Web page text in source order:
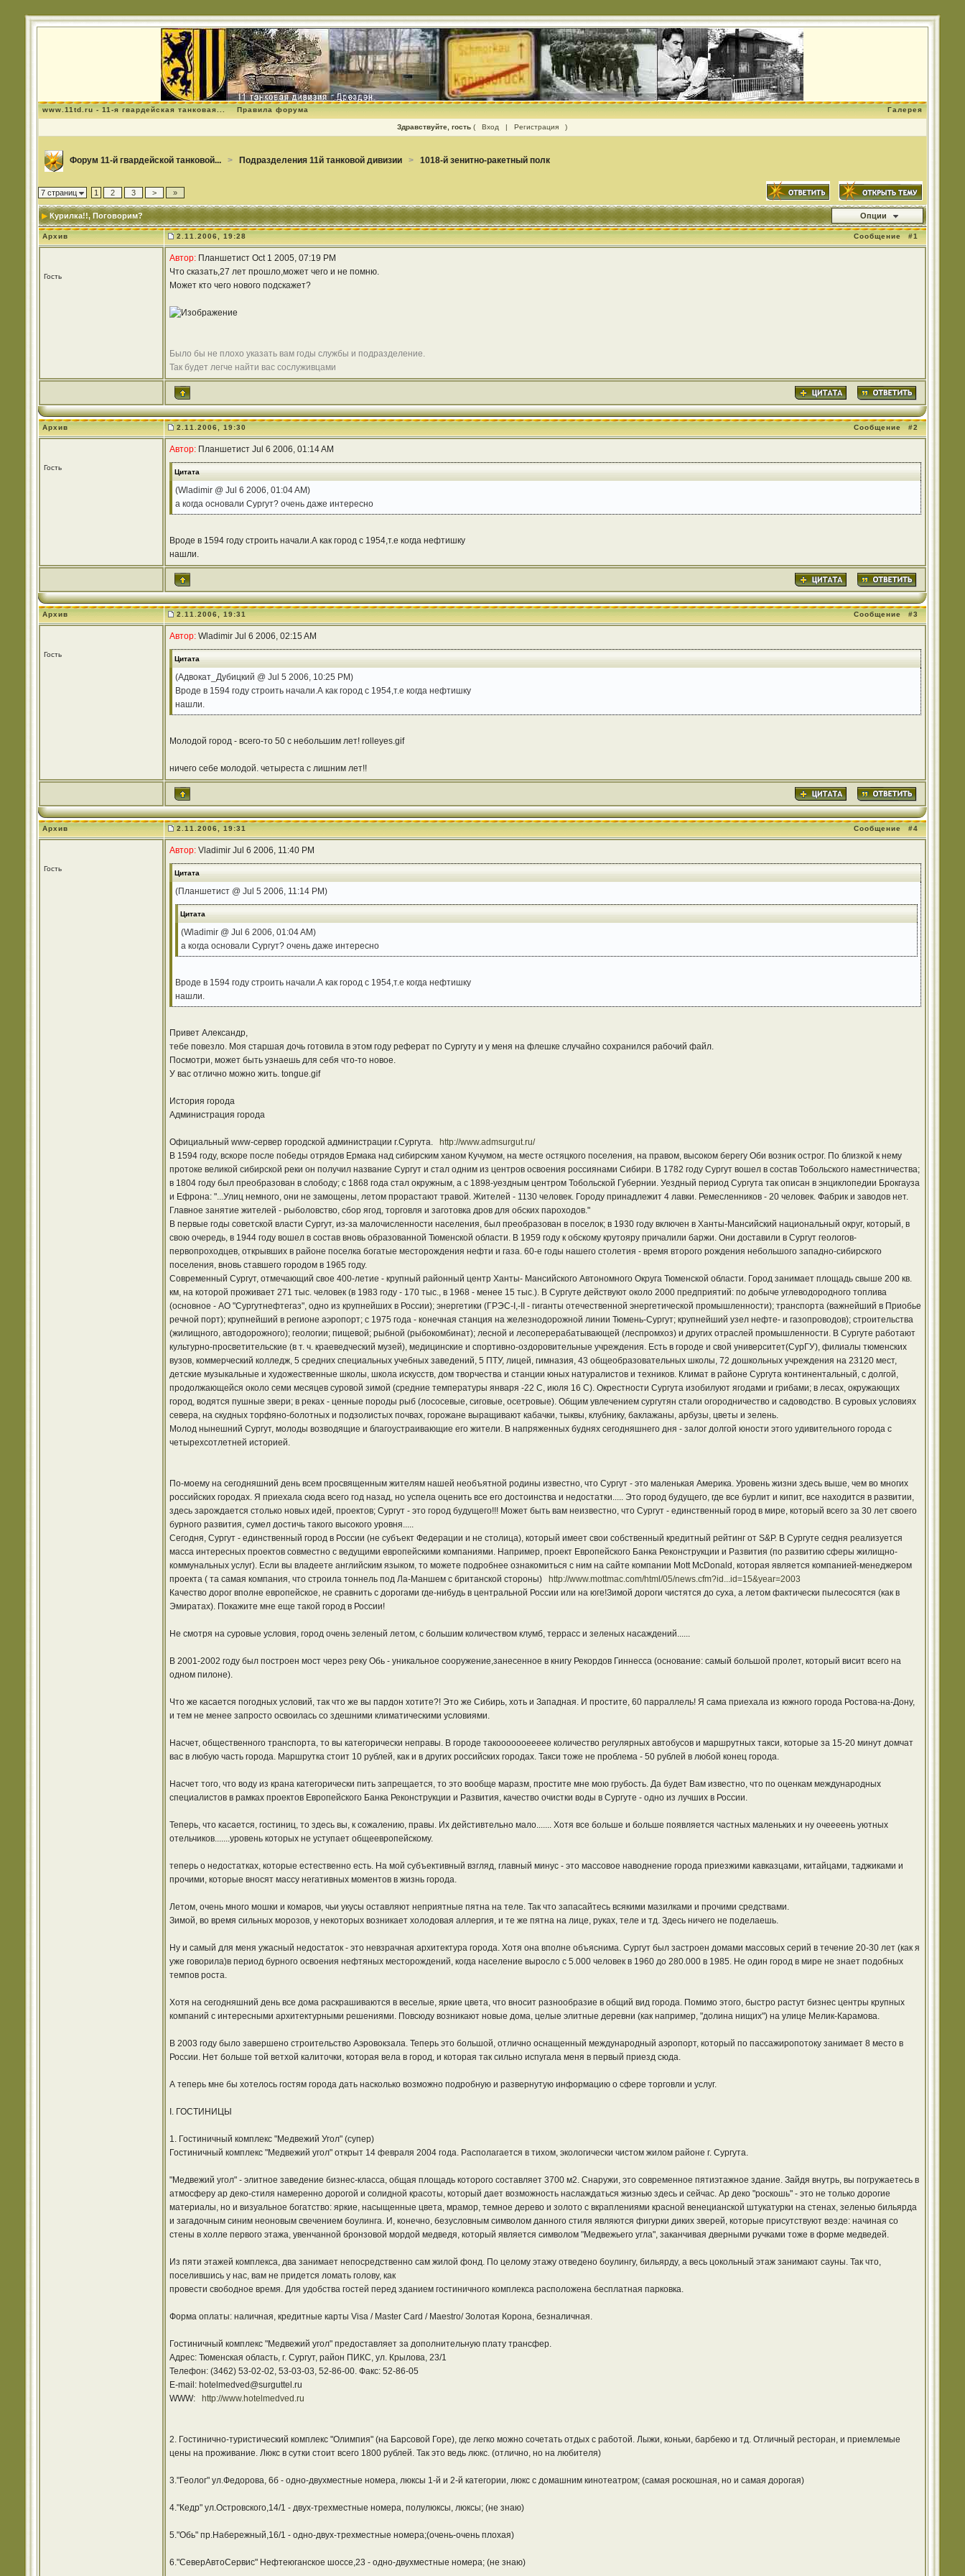
www.11td.ru - 11-я гвардейская танковая... Правила форума Галерея
Здравствуйте, гость ( Вход | Регистрация )
Форум 11-й гвардейской танковой... > Подразделения 11й танковой дивизии > 1018-й зенитно-ракетный полк
7 страниц 1 2 3 > »
Курилка!!, Поговорим? Опции
Архив 2.11.2006, 19:28 Сообщение #1
Гость
Автор:Планшетист Oct 1 2005, 07:19 PM
Что сказать,27 лет прошло,может чего и не помню.
Может кто чего нового подскажет?
Было бы не плохо указать вам годы службы и подразделение.
Так будет легче найти вас сослуживцами
Архив 2.11.2006, 19:30 Сообщение #2
Гость
Автор:Планшетист Jul 6 2006, 01:14 AM
Цитата
(Wladimir @ Jul 6 2006, 01:04 AM)
а когда основали Сургут? очень даже интересно
Вроде в 1594 году строить начали.А как город с 1954,т.е когда нефтишку
нашли.
Архив 2.11.2006, 19:31 Сообщение #3
Гость
Автор:Wladimir Jul 6 2006, 02:15 AM
Цитата
(Адвокат_Дубицкий @ Jul 5 2006, 10:25 PM)
Вроде в 1594 году строить начали.А как город с 1954,т.е когда нефтишку
нашли.
Молодой город - всего-то 50 с небольшим лет! rolleyes.gif
ничего себе молодой. четыреста с лишним лет!!
Архив 2.11.2006, 19:31 Сообщение #4
Гость
Автор:Vladimir Jul 6 2006, 11:40 PM
Цитата
(Планшетист @ Jul 5 2006, 11:14 PM)
Цитата
(Wladimir @ Jul 6 2006, 01:04 AM)
а когда основали Сургут? очень даже интересно
Вроде в 1594 году строить начали.А как город с 1954,т.е когда нефтишку
нашли.
Привет Александр,
тебе повезло. Моя старшая дочь готовила в этом году реферат по Сургуту и у меня на флешке случайно сохранился рабочий файл.
Посмотри, может быть узнаешь для себя что-то новое.
У вас отлично можно жить. tongue.gif
История города
Администрация города
Официальный www-сервер городской администрации г.Сургута.
http://www.admsurgut.ru/
В 1594 году, вскоре после победы отрядов Ермака над сибирским ханом Кучумом, на месте остяцкого поселения, на правом, высоком берегу Оби возник острог. По близкой к нему
протоке великой сибирской реки он получил название Сургут и стал одним из центров освоения россиянами Сибири. В 1782 году Сургут вошел в состав Тобольского наместничества;
в 1804 году был преобразован в слободу; с 1868 года стал окружным, а с 1898-уездным центром Тобольской Губернии. Уездный период Сургута так описан в энциклопедии Брокгауза
и Ефрона: "...Улиц немного, они не замощены, летом прорастают травой. Жителей - 1130 человек. Городу принадлежит 4 лавки. Ремесленников - 20 человек. Фабрик и заводов нет.
Главное занятие жителей - рыболовство, сбор ягод, торговля и заготовка дров для обских пароходов."
В первые годы советской власти Сургут, из-за малочисленности населения, был преобразован в поселок; в 1930 году включен в Ханты-Мансийский национальный округ, который, в
свою очередь, в 1944 году вошел в состав вновь образованной Тюменской области. В 1959 году к обскому крутояру причалили баржи. Они доставили в Сургут геологов-
первопроходцев, открывших в районе поселка богатые месторождения нефти и газа. 60-е годы нашего столетия - время второго рождения небольшого западно-сибирского
поселения, вновь ставшего городом в 1965 году.
Современный Сургут, отмечающий свое 400-летие - крупный районный центр Ханты- Мансийского Автономного Округа Тюменской области. Город занимает площадь свыше 200 кв.
км, на которой проживает 271 тыс. человек (в 1983 году - 170 тыс., в 1968 - менее 15 тыс.). В Сургуте действуют около 2000 предприятий: по добыче углеводородного топлива
(основное - АО "Сургутнефтегаз", одно из крупнейших в России); энергетики (ГРЭС-I,-II - гиганты отечественной энергетической промышленности); транспорта (важнейший в Приобье
речной порт); крупнейший в регионе аэропорт; с 1975 года - конечная станция на железнодорожной линии Тюмень-Сургут; крупнейший узел нефте- и газопроводов); строительства
(жилищного, автодорожного); геологии; пищевой; рыбной (рыбокомбинат); лесной и лесоперерабатывающей (леспромхоз) и других отраслей промышленности. В Сургуте работают
культурно-просветительские (в т. ч. краеведческий музей), медицинские и спортивно-оздоровительные учреждения. Есть в городе и свой университет(СурГУ), филиалы тюменских
вузов, коммерческий колледж, 5 средних специальных учебных заведений, 5 ПТУ, лицей, гимназия, 43 общеобразовательных школы, 72 дошкольных учреждения на 23120 мест,
детские музыкальные и художественные школы, школа искусств, дом творчества и станции юных натуралистов и техников. Климат в районе Сургута континентальный, с долгой,
продолжающейся около семи месяцев суровой зимой (средние температуры января -22 С, июля 16 С). Окрестности Сургута изобилуют ягодами и грибами; в лесах, окружающих
город, водятся пушные звери; в реках - ценные породы рыб (лососевые, сиговые, осетровые). Общим увлечением сургутян стали огородничество и садоводство. В суровых условиях
севера, на скудных торфяно-болотных и подзолистых почвах, горожане выращивают кабачки, тыквы, клубнику, баклажаны, арбузы, цветы и зелень.
Молод нынешний Сургут, молоды возводящие и благоустраивающие его жители. В напряженных буднях сегодняшнего дня - залог долгой юности этого удивительного города с
четырехсотлетней историей.
По-моему на сегодняшний день всем просвященным жителям нашей необъятной родины известно, что Сургут - это маленькая Америка. Уровень жизни здесь выше, чем во многих
российских городах. Я приехала сюда всего год назад, но успела оценить все его достоинства и недостатки..... Это город будущего, где все бурлит и кипит, все находится в развитии,
здесь зарождается столько новых идей, проектов; Сургут - это город будущего!!! Может быть вам неизвестно, что Сургут - единственный город в мире, который всего за 30 лет своего
бурного развития, сумел достичь такого высокого уровня.....
Сегодня, Сургут - единственный город в России (не субъект Федерации и не столица), который имеет свои собственный кредитный рейтинг от S&P. В Сургуте сегдня реализуется
масса интересных проектов совместно с ведущими европейскими компаниями. Например, проект Европейского Банка Реконструкции и Развития (по развитию сферы жилищно-
коммунальных услуг). Если вы владеете английским языком, то можете подробнее ознакомиться с ним на сайте компании Mott McDonald, которая является компанией-менеджером
проекта ( та самая компания, что строила тоннель под Ла-Маншем с британской стороны)
http://www.mottmac.com/html/05/news.cfm?id...id=15&year=2003
Качество дорог вполне европейское, не сравнить с дорогами где-нибудь в центральной России или на юге!Зимой дороги чистятся до суха, а летом фактически пылесосятся (как в
Эмиратах). Покажите мне еще такой город в России!
Не смотря на суровые условия, город очень зеленый летом, с большим количеством клумб, террасс и зеленых насаждений......
В 2001-2002 году был построен мост через реку Обь - уникальное сооружение,занесенное в книгу Рекордов Гиннесса (основание: самый большой пролет, который висит всего на
одном пилоне).
Что же касается погодных условий, так что же вы пардон хотите?! Это же Сибирь, хоть и Западная. И простите, 60 парраллель! Я сама приехала из южного города Ростова-на-Дону,
и тем не менее запросто освоилась со здешними климатическими условиями.
Насчет, общественного транспорта, то вы категорически неправы. В городе такооооооеееее количество регулярных автобусов и маршрутных такси, которые за 15-20 минут домчат
вас в любую часть города. Маршрутка стоит 10 рублей, как и в других российских городах. Такси тоже не проблема - 50 рублей в любой конец города.
Насчет того, что воду из крана категорически пить запрещается, то это вообще маразм, простите мне мою грубость. Да будет Вам известно, что по оценкам международных
специалистов в рамках проектов Европейского Банка Реконструкции и Развития, качество очистки воды в Сургуте - одно из лучших в России.
Теперь, что касается, гостиниц, то здесь вы, к сожалению, правы. Их дейстивтельно мало....... Хотя все больше и больше появляется частных маленьких и ну очеееень уютных
отельчиков.......уровень которых не уступает общеевропейскому.
теперь о недостатках, которые естественно есть. На мой субъективный взгляд, главный минус - это массовое наводнение города приезжими кавказцами, китайцами, таджиками и
прочими, которые вносят массу негативных моментов в жизнь города.
Летом, очень много мошки и комаров, чьи укусы оставляют неприятные пятна на теле. Так что запасайтесь всякими мазилками и прочими средствами.
Зимой, во время сильных морозов, у некоторых возникает холодовая аллергия, и те же пятна на лице, руках, теле и тд. Здесь ничего не поделаешь.
Ну и самый для меня ужасный недостаток - это невзрачная архитектура города. Хотя она вполне объяснима. Сургут был застроен домами массовых серий в течение 20-30 лет (как я
уже говорила)в период бурного освоения нефтяных месторождений, когда население выросло с 5.000 человек в 1960 до 280.000 в 1985. Не один город в мире не знает подобных
темпов роста.
Хотя на сегодняшний день все дома раскрашиваются в веселые, яркие цвета, что вносит разнообразие в общий вид города. Помимо этого, быстро растут бизнес центры крупных
компаний с интересными архитектурными решениями. Повсюду возникают новые дома, целые элитные деревни (как например, "долина нищих") на улице Мелик-Карамова.
В 2003 году было завершено строительство Аэровокзала. Теперь это большой, отлично оснащенный международный аэропорт, который по пассажиропотоку занимает 8 место в
России. Нет больше той ветхой калиточки, которая вела в город, и которая так сильно испугала меня в первый приезд сюда.
А теперь мне бы хотелось гостям города дать насколько возможно подробную и развернутую информацию о сфере торговли и услуг.
I. ГОСТИНИЦЫ
1. Гостиничный комплекс "Медвежий Угол" (супер)
Гостиничный комплекс "Медвежий угол" открыт 14 февраля 2004 года. Располагается в тихом, экологически чистом жилом районе г. Сургута.
"Медвежий угол" - элитное заведение бизнес-класса, общая площадь которого составляет 3700 м2. Снаружи, это современное пятиэтажное здание. Зайдя внутрь, вы погружаетесь в
атмосферу ар деко-стиля намеренно дорогой и солидной красоты, который дает возможность наслаждаться жизнью здесь и сейчас. Ар деко "роскошь" - это не только дорогие
материалы, но и визуальное богатство: яркие, насыщенные цвета, мрамор, темное дерево и золото с вкраплениями красной венецианской штукатурки на стенах, зеленью бильярда
и загадочным синим неоновым свечением боулинга. И, конечно, безусловным символом данного стиля являются фигурки диких зверей, которые присутствуют везде: начиная со
стены в холле первого этажа, увенчанной бронзовой мордой медведя, который является символом "Медвежьего угла", заканчивая дверными ручками тоже в форме медведей.
Из пяти этажей комплекса, два занимает непосредственно сам жилой фонд. По целому этажу отведено боулингу, бильярду, а весь цокольный этаж занимают сауны. Так что,
поселившись у нас, вам не придется ломать голову, как
провести свободное время. Для удобства гостей перед зданием гостиничного комплекса расположена бесплатная парковка.
Форма оплаты: наличная, кредитные карты Visa / Master Card / Maestro/ Золотая Корона, безналичная.
Гостиничный комплекс "Медвежий угол" предоставляет за дополнительную плату трансфер.
Адрес: Тюменская область, г. Сургут, район ПИКС, ул. Крылова, 23/1
Телефон: (3462) 53-02-02, 53-03-03, 52-86-00. Факс: 52-86-05
E-mail: hotelmedved@surguttel.ru
WWW:
http://www.hotelmedved.ru
2. Гостинично-туристический комплекс "Олимпия" (на Барсовой Горе), где легко можно сочетать отдых с работой. Лыжи, коньки, барбекю и тд. Отличный ресторан, и приемлемые
цены на проживание. Люкс в сутки стоит всего 1800 рублей. Так это ведь люкс. (отлично, но на любителя)
3."Геолог" ул.Федорова, 6б - одно-двухместные номера, люксы 1-й и 2-й категории, люкс с домашним кинотеатром; (самая роскошная, но и самая дорогая)
4."Кедр" ул.Островского,14/1 - двух-трехместные номера, полулюксы, люксы; (не знаю)
5."Обь" пр.Набережный,16/1 - одно-двух-трехместные номера;(очень-очень плохая)
6."СеверАвтоСервис" Нефтеюганское шоссе,23 - одно-двухместные номера; (не знаю)